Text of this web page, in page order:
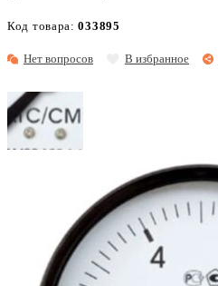
Нет вопросов В избранное
Код товара:033895